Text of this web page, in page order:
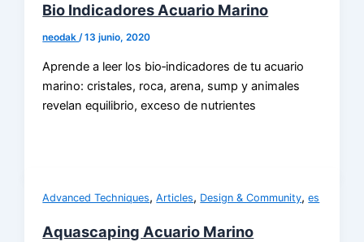
Bio Indicadores Acuario Marino
neodak/13 junio, 2020
Aprende a leer los bio‑indicadores de tu acuario
marino: cristales, roca, arena, sump y animales
revelan equilibrio, exceso de nutrientes
Advanced Techniques,Articles, Design & Community,es
Aquascaping Acuario Marino